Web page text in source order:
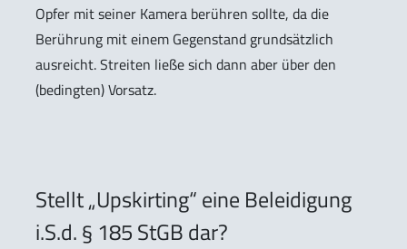
Opfer mit seiner Kamera berühren sollte, da die
Berührung mit einem Gegenstand grundsätzlich
ausreicht. Streiten ließe sich dann aber über den
(bedingten) Vorsatz.
Stellt „Upskirting“ eine Beleidigung
i.S.d. § 185 StGB dar?